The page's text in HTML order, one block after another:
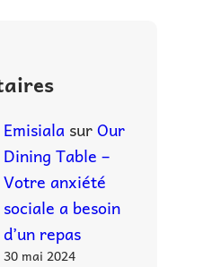
EmisialasurOur
Dining Table –
Votre anxiété
sociale a besoin
d’un repas
30 mai 2024